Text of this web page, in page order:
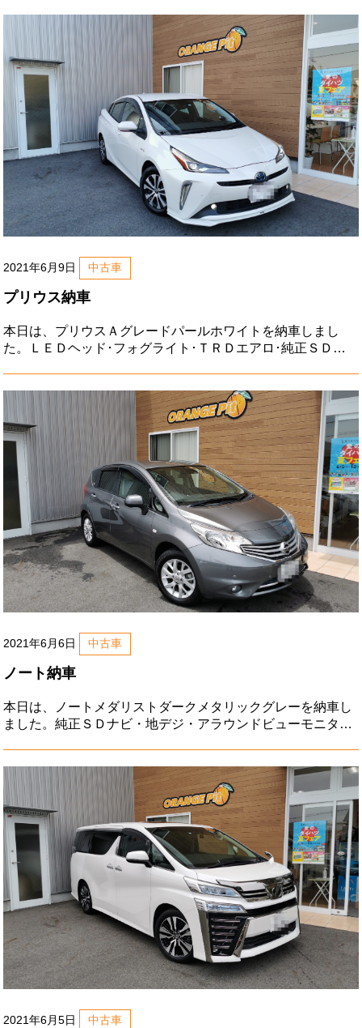
キングシートヒーター・クーラ
2021年6月9日 中古車
プリウス納車
本日は、プリウスＡグレードパールホワイトを納車しまし
た。ＬＥＤヘッド･フォグライト･ＴＲＤエアロ･純正ＳＤナ
イッチなど。春日井市のＨ様、
2021年6月6日 中古車
ノート納車
本日は、ノートメダリストダークメタリックグレーを納車し
ました。純正ＳＤナビ・地デジ・アラウンドビューモニタ
2021年6月5日 中古車